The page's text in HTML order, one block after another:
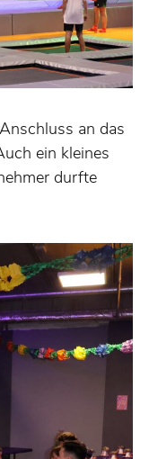
an das
ein kleines
durfte